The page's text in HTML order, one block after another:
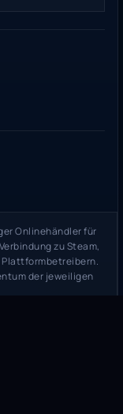
Onlinehändler für
zu Steam,
Plattformbetreibern.
der jeweiligen